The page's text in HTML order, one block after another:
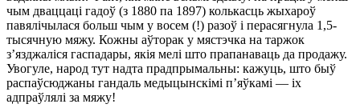
чым дваццацi гадоў (з 1880 па 1897) колькасць жыхароў
павялiчылася больш чым у восем (!) разоў i перасягнула 1,5-
тысячную мяжу. Кожны аўторак у мястэчка на таржок
з’язджалiся гаспадары, якiя мелi што прапанаваць да продажу.
Увогуле, народ тут надта прадпрымальны: кажуць, што быў
распаўсюджаны гандаль медыцынскiмi п’яўкамi — iх
адпраўлялi за мяжу!